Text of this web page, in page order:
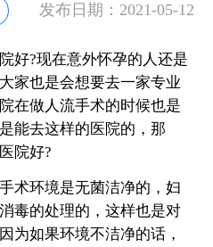
发布日期：2021-05-12
?现在意外怀孕的人还是
家也是会想要去一家专业
在做人流手术的时候也是
能去这样的医院的，那
院好?
环境是无菌洁净的，妇
毒的处理的，这样也是对
为如果环境不洁净的话，